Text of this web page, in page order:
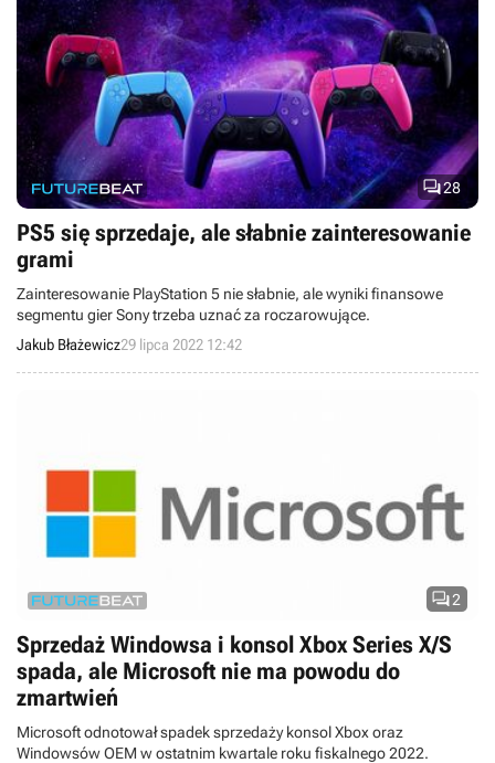
28
PS5 się sprzedaje, ale słabnie zainteresowanie
grami
Zainteresowanie PlayStation 5 nie słabnie, ale wyniki finansowe
segmentu gier Sony trzeba uznać za roczarowujące.
Jakub Błażewicz29 lipca 2022 12:42
2
Sprzedaż Windowsa i konsol Xbox Series X/S
spada, ale Microsoft nie ma powodu do
zmartwień
Microsoft odnotował spadek sprzedaży konsol Xbox oraz
Windowsów OEM w ostatnim kwartale roku fiskalnego 2022.